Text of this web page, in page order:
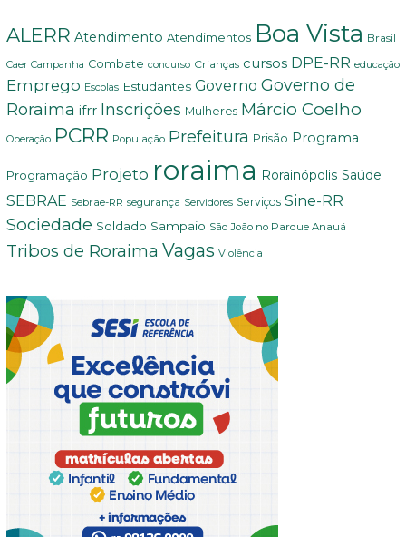
ALERR Atendimento Atendimentos Boa Vista Brasil
Caer Campanha Combate concurso Crianças cursos DPE-RR educação
Emprego Escolas Estudantes Governo Governo de
Roraima ifrr Inscrições Mulheres Márcio Coelho
Operação PCRR População Prefeitura Prisão Programa
Programação Projeto roraima Rorainópolis Saúde
SEBRAE Sebrae-RR segurança Servidores Serviços Sine-RR
Sociedade Soldado Sampaio São João no Parque Anauá
Tribos de Roraima Vagas Violência